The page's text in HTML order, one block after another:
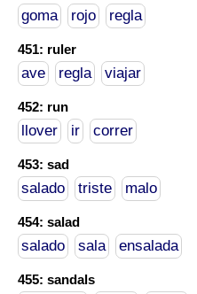
goma rojo regla
451: ruler
ave regla viajar
452: run
llover ir correr
453: sad
salado triste malo
454: salad
salado sala ensalada
455: sandals